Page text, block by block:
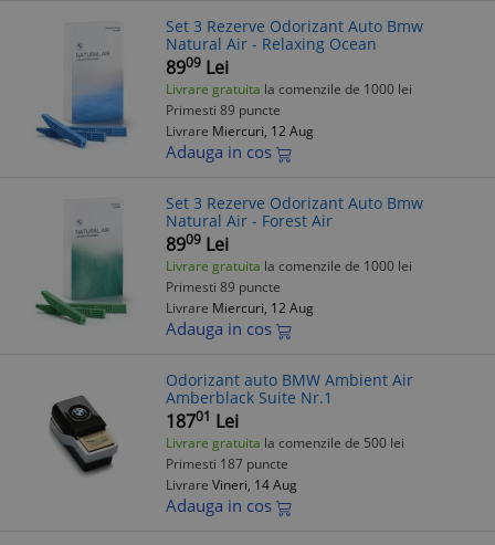
Set 3 Rezerve Odorizant Auto Bmw
Natural Air - Relaxing Ocean
8909 Lei
Livrare gratuita la comenzile de 1000 lei
Primesti 89 puncte
Livrare Miercuri, 12 Aug
Adauga in cos
Set 3 Rezerve Odorizant Auto Bmw
Natural Air - Forest Air
8909 Lei
Livrare gratuita la comenzile de 1000 lei
Primesti 89 puncte
Livrare Miercuri, 12 Aug
Adauga in cos
Odorizant auto BMW Ambient Air
Amberblack Suite Nr.1
18701 Lei
Livrare gratuita la comenzile de 500 lei
Primesti 187 puncte
Livrare Vineri, 14 Aug
Adauga in cos